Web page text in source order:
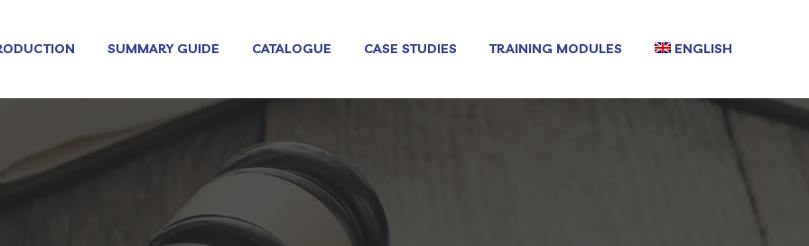
SUMMARY GUIDE CATALOGUE CASE STUDIES TRAINING MODULES ENGLISH